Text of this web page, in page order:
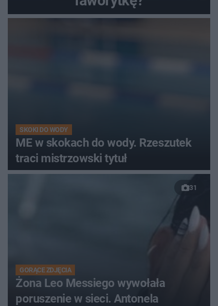
SKOKI DO WODY
ME w skokach do wody. Rzeszutek
traci mistrzowski tytuł
31
GORĄCE ZDJĘCIA
Żona Leo Messiego wywołała
poruszenie w sieci. Antonela